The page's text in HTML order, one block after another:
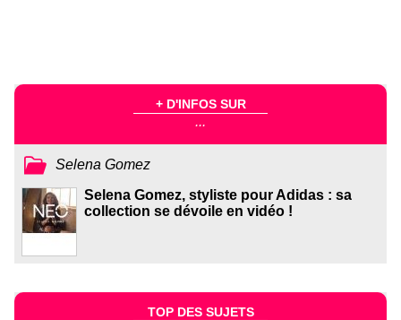
+ D'INFOS SUR
...
Selena Gomez
Selena Gomez, styliste pour Adidas : sa
collection se dévoile en vidéo !
TOP DES SUJETS